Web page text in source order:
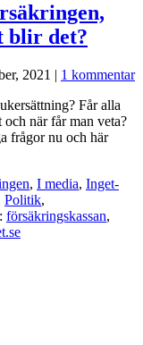
blir det?
2021 | 1 kommentar
Får alla
när får man veta?
frågor nu och här
, I media, Inget-
Politik,
försäkringskassan,